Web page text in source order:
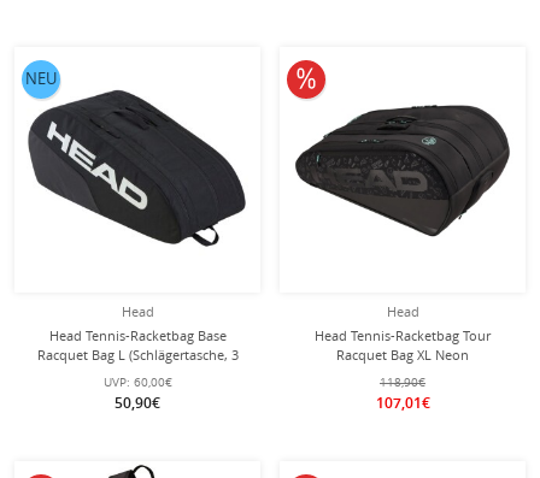
Head
Head Tennis-Racketbag Base
Racquet Bag L (Schlägertasche, 3
Hauptfächer) 2025 schwarz 9er
UVP: 60,00€
50,90€
NEU
Head
Head Tennis-Racketbag Tour
Racquet Bag XL Neon
(Schlägertasche, 3 Hauptfächer) 2025
schwarz 15er
118,90€
107,01€
10% reduziert